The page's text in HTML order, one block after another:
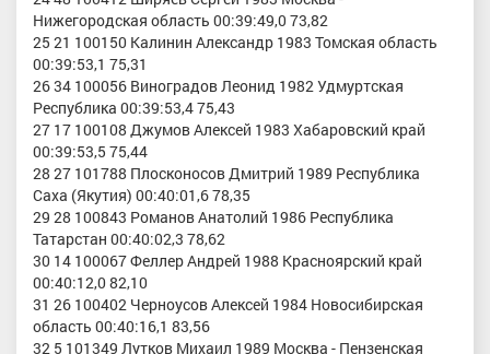
Нижегородская область 00:39:49,0 73,82
25 21 100150 Калинин Александр 1983 Томская область
00:39:53,1 75,31
26 34 100056 Виноградов Леонид 1982 Удмуртская
Республика 00:39:53,4 75,43
27 17 100108 Джумов Алексей 1983 Хабаровский край
00:39:53,5 75,44
28 27 101788 Плосконосов Дмитрий 1989 Республика
Саха (Якутия) 00:40:01,6 78,35
29 28 100843 Романов Анатолий 1986 Республика
Татарстан 00:40:02,3 78,62
30 14 100067 Феллер Андрей 1988 Красноярский край
00:40:12,0 82,10
31 26 100402 Черноусов Алексей 1984 Новосибирская
область 00:40:16,1 83,56
32 5 101349 Лутков Михаил 1989 Москва - Пензенская